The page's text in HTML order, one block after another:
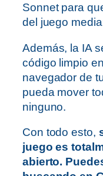
Sonnet para
del juego
Además, la IA
código limpio
navegador de
pueda mover
ninguno.
Con todo esto,
juego es
abierto.